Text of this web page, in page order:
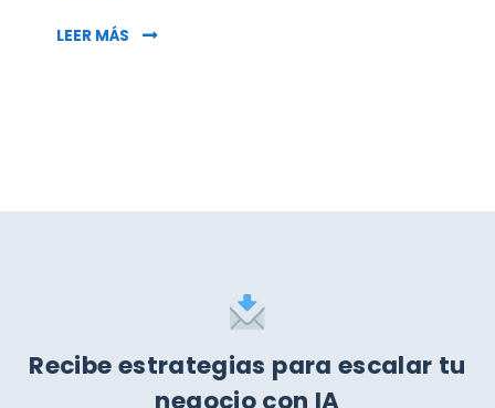
LEER MÁS 356: CLAVES DEL SEO PARA 2023
Recibe estrategias para escalar tu
negocio con IA